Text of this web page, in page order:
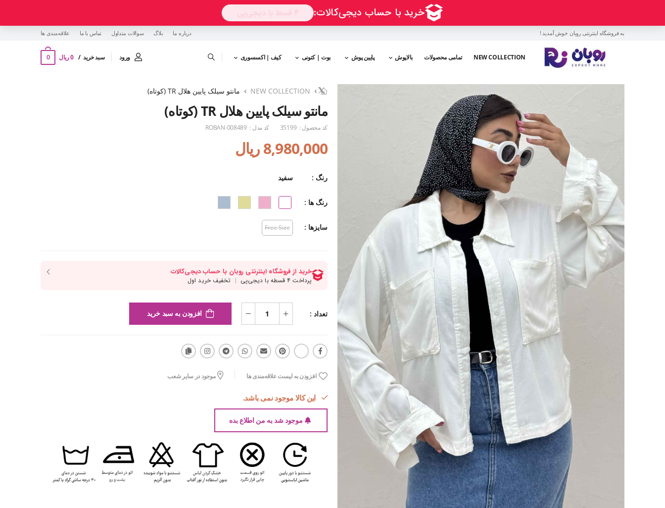
به فروشگاه اینترنتی روبان خوش آمدید ! درباره ما بلاگ سوالات متداول تماس با ما ‌علاقه‌مندی ها
NEW COLLECTION تمامی محصولات بالاپوش پایین پوش بوت | کتونی کیف | اکسسوری ورود سبد خرید 0 ریال 0
NEW COLLECTION مانتو سیلک پایین هلال TR (کوتاه)
مانتو سیلک پایین هلال TR (کوتاه)
کد محصول : 35199 کد مدل : ROBAN-008489
8,980,000 ریال
رنگ : سفید
رنگ ها :
سایزها : Free Size
تعداد : افزودن به سبد خرید
افزودن به لیست علاقه‌مندی ها موجود در سایر شعب
این کالا موجود نمی باشد.
موجود شد به من اطلاع بده